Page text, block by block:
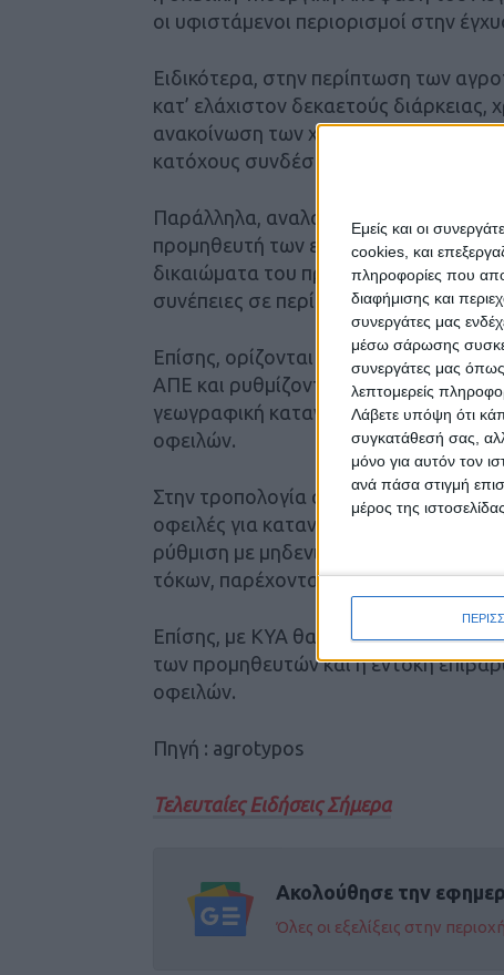
Εμείς και οι
cookies, και
πληροφορίες που
διαφήμισης και
συνεργάτες μας
μέσω σάρωσης
συνεργάτες μας
λεπτομερείς
Λάβετε υπόψη ότι
συγκατάθεσή σας,
μόνο για αυτόν τον
ανά πάσα στιγμή
μέρος της
οι υφιστάμενοι περιορισμοί στην
Ειδικότερα, στην περίπτωση των
κατ’ ελάχιστον δεκαετούς
ανακοίνωση των χαρακτηριστικών
κατόχους συνδέσεων αγροτικού
Παράλληλα, αναλαμβάνουν να
προμηθευτή των εν λόγω κατόχων
δικαιώματα του προηγούμενου
συνέπειες σε περίπτωση καταγγελίας
Επίσης, ορίζονται τα
ΑΠΕ και ρυθμίζονται ζητήματα
γεωγραφική κατανομή των έργων και
οφειλών.
Στην τροπολογία αναφέρεται επίσης
οφειλές για καταναλώσεις μέχρι 31
ρύθμιση με μηδενικό επιτόκιο,
τόκων, παρέχοντας επιχορήγηση
Επίσης, με ΚΥΑ θα εξειδικευτούν οι
των προμηθευτών και η έντοκη
οφειλών.
Πηγή : agrotypos
Τελευταίες Ειδήσεις Σήμερα
Ακολούθησε την
Όλες οι εξελίξεις στην